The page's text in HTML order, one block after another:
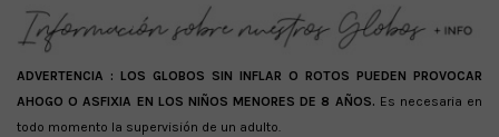
ADVERTENCIA : LOS GLOBOS SIN INFLAR O ROTOS PUEDEN PROVOCAR
AHOGO O ASFIXIA EN LOS NIÑOS MENORES DE 8 AÑOS. Es necesaria en
todo momento la supervisión de un adulto.